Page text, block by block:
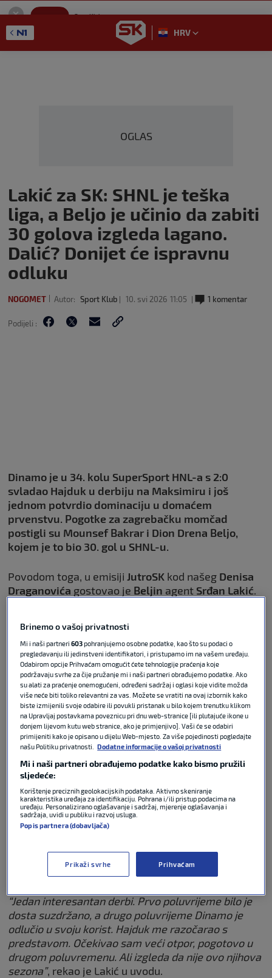
SportKlub
GET - On the Google Play
HRV
OGLAS
Lakić za SK: SHNL je teška
liga, a Beljo je učinio da zabiti
30 golova izgleda lagano.
Dalić? Donijet će ispravnu
odluku
NOGOMET Autor: Sport Klub 10. svi 2026 11:05 1 komentar
Podijeli :
Dinamo je u 34. kolu SuperSport HNL-a s 2:0
svladao Hajduk u derbiju na Maksimiru i još
jednom potvrdio dominaciju u domaćem
prvenstvu. Pogotke za zagrebačku momčad
postigli su Mounsef Bakrar i Dion Drena Beljo,
kojem je to bio 30. gol u SHNL-u.
Povodom toga, u emisiji JutroSK kod našeg Denisa
Draganovića gostovao je Beljin agent Srđan Lakić.
mogućem transferu. Također, dotaknuo se i
eventualnog Beljinog poziva uhrvatsku
reprezentacijuzaSvjetsko prvenstvo.
Beljo: Izbornik Dalić će procijeniti
zaslužujem li poziv u
reprezentaciju
NOGOMET
Kovačević: Hrvatski treneri
napravili su igrače za
“Jedan interesantan derbi. Prvo poluvrijeme bilo je
dosta suzdržano, a drugo poluvrijeme Dinamo je
odlučio u svoju korist. Hajduk me razočarao s
predstavom. Očekivao sam veći otpor, pogotovo u
drugom poluvremenu. Ali izgleda da nije ovo njihova
sezona”, rekao je Lakić u uvodu.
Brinemo o vašoj privatnosti
Mi i naši partneri603pohranjujemo osobne podatke, kao što su podaci o
pregledavanju ili jedinstveni identifikatori, i pristupamo im na vašem uređaju.
Odabirom opcije Prihvaćam omogućit ćete tehnologije praćenja koje
podržavaju svrhe za čije pružanje mi i naši partneri obrađujemo podatke. Ako
su alati za praćenje onemogućeni, određeni sadržaj i oglasi koje vidite možda
više neće biti toliko relevantni za vas. Možete se vratiti na ovaj izbornik kako
biste izmijenili svoje odabire ili povukli pristanak u bilo kojem trenutku klikom
na Upravljaj postavkama poveznicu pri dnu web-stranice [ili plutajuće ikone u
donjem lijevom kutu web stranice, ako je primjenjivo]. Vaši će se odabiri
primijeniti kako je opisano u dijelu Web-mjesto. Za više pojedinosti pogledajte
našu Politiku privatnosti.
Dodatne informacije o vašoj privatnosti
Mi i naši partneri obrađujemo podatke kako bismo pružili
sljedeće:
Korištenje preciznih geolokacijskih podataka. Aktivno skeniranje
karakteristika uređaja za identifikaciju. Pohrana i/ili pristup podacima na
uređaju. Personalizirano oglašavanje i sadržaj, mjerenje oglašavanja i
sadržaja, uvidi u publiku i razvoj usluga.
Popis partnera (dobavljača)
Prikaži svrhe Prihvaćam